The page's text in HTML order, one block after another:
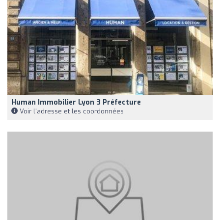
Human Immobilier Lyon 3 Préfecture
Voir l'adresse et les coordonnées